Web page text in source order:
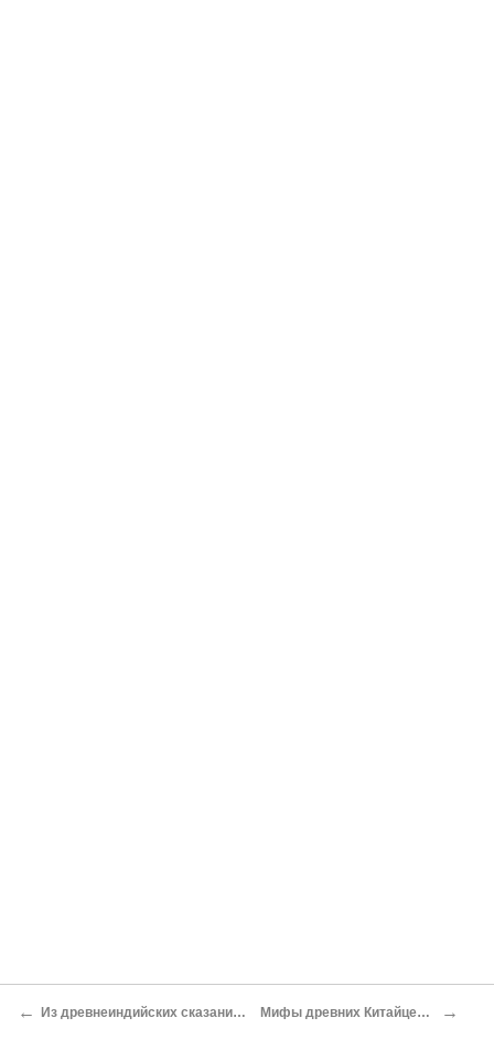
← Из древнеиндийских сказаний[95] Мифы древних Китайцев[97] →